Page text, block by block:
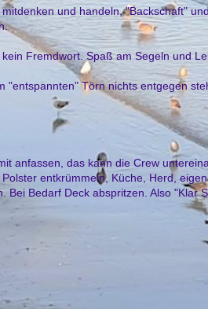
und handeln, "Backschaft"
Fremdwort. Spaß am Segeln und
"entspannten" Törn nichts entgegen
anfassen, das kann die Crew
entkrümmeln, Küche, Herd,
Bei Bedarf Deck abspritzen. Also "Klar